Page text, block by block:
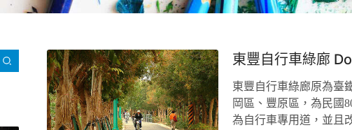
東豐自行車綠廊
東豐自行車綠廊原為臺
岡區、豐原區，為民國
為自行車專用道，並且